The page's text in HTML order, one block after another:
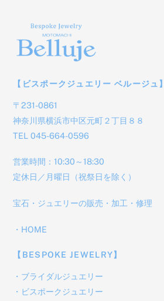
【ビスポークジュエリー ベルージュ】
〒231-0861
神奈川県横浜市中区元町２丁目８８
TEL 045-664-0596
営業時間：10:30～18:30
定休日／月曜日（祝祭日を除く）
宝石・ジュエリーの販売・加工・修理
・ HOME
【BESPOKE JEWELRY】
・ ブライダルジュエリー
・ ビスポークジュエリー